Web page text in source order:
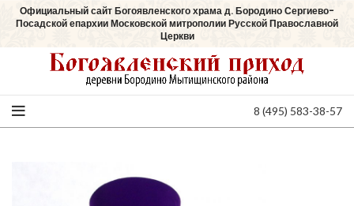
Официальный сайт Богоявленского храма д. Бородино Сергиево-
Посадской епархии Московской митрополии Русской Православной
Церкви
8 (495) 583-38-57